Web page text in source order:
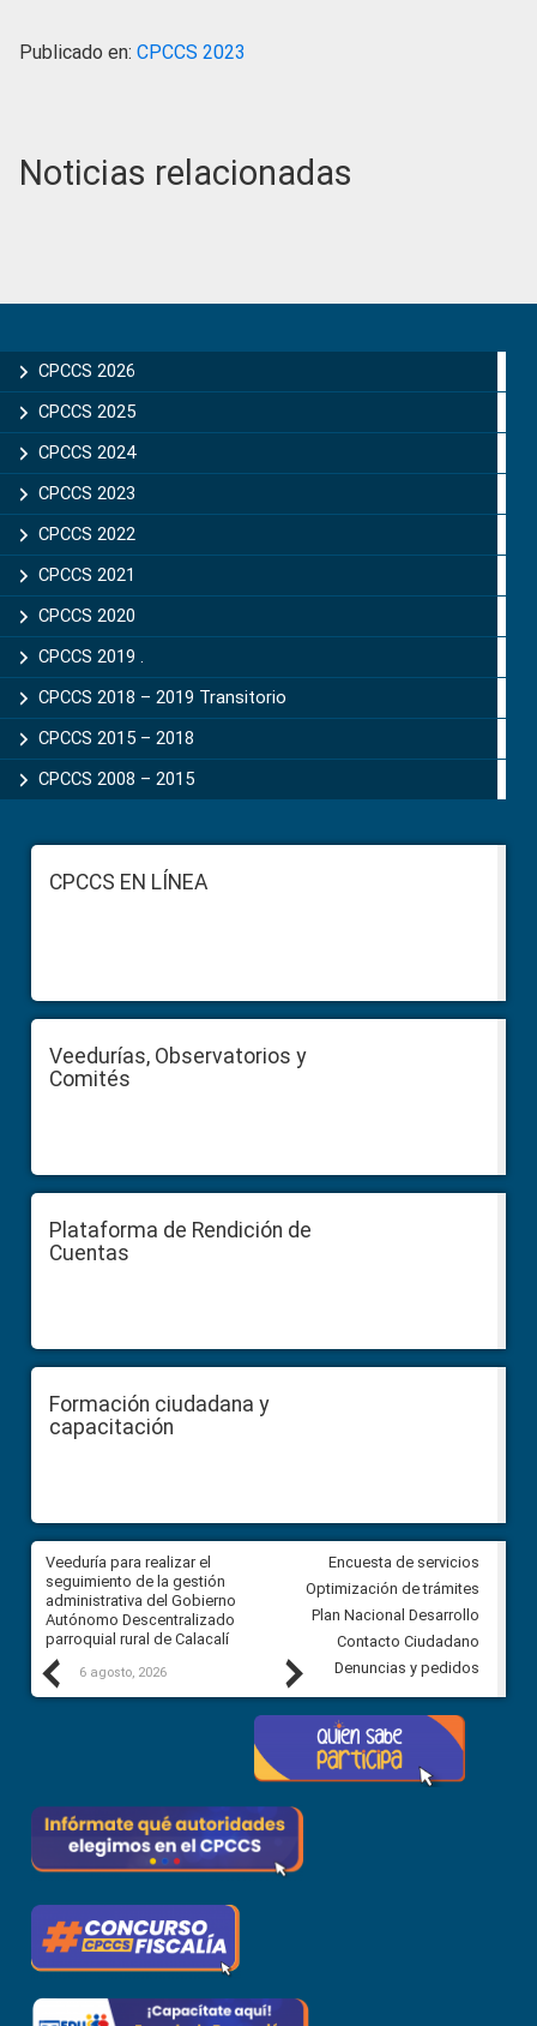
Publicado en: CPCCS 2023
Noticias relacionadas
Sidebar
CPCCS 2026
CPCCS 2025
CPCCS 2024
CPCCS 2023
CPCCS 2022
CPCCS 2021
CPCCS 2020
CPCCS 2019 .
CPCCS 2018 – 2019 Transitorio
CPCCS 2015 – 2018
CPCCS 2008 – 2015
FooterCPCCS EN LÍNEA
Veedurías, Observatorios y
Comités
Plataforma de Rendición de
Cuentas
Formación ciudadana y
capacitación
Previous
Veeduría para realizar el
seguimiento de la gestión
administrativa del Gobierno
Autónomo Descentralizado
parroquial rural de Calacalí
6 agosto, 2026
Veeduría para vigilar los
derivados de la Audiencia
comunidad Urbina, parroquia
Carolina
5 agosto, 2026
Next
Encuesta de servicios
Optimización de trámites
Plan Nacional Desarrollo
Contacto Ciudadano
Denuncias y pedidos